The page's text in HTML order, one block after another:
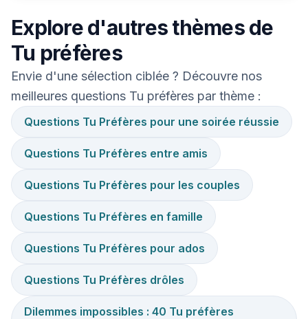
Explore d'autres thèmes de
Tu préfères
Envie d'une sélection ciblée ? Découvre nos
meilleures questions Tu préfères par thème :
Questions Tu Préfères pour une soirée réussie
Questions Tu Préfères entre amis
Questions Tu Préfères pour les couples
Questions Tu Préfères en famille
Questions Tu Préfères pour ados
Questions Tu Préfères drôles
Dilemmes impossibles : 40 Tu préfères